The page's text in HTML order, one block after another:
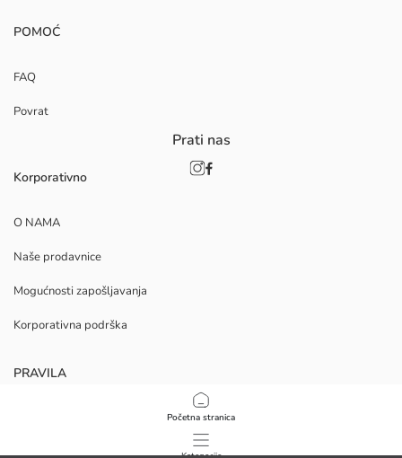
Početna stranica
POMOĆ
FAQ
Povrat
Korporativno
O NAMA
Naše prodavnice
Mogućnosti zapošljavanja
Korporativna podrška
PRAVILA
Politika privatnosti i sigurnosti podataka
Uvjeti korištenja
Prati nas